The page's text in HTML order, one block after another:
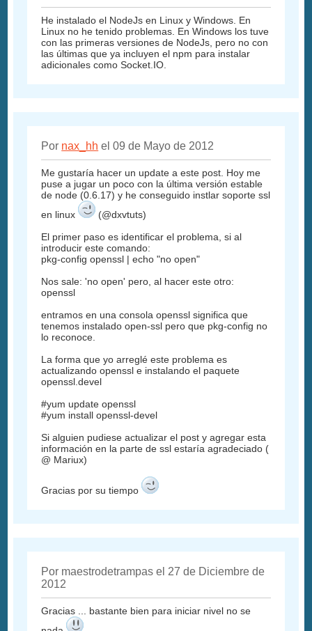
He instalado el NodeJs en Linux y Windows. En
Linux no he tenido problemas. En Windows los tuve
con las primeras versiones de NodeJs, pero no con
las últimas que ya incluyen el npm para instalar
adicionales como Socket.IO.
Por nax_hh el 09 de Mayo de 2012
Me gustaría hacer un update a este post. Hoy me
puse a jugar un poco con la última versión estable
de node (0.6.17) y he conseguido instlar soporte ssl
en linux
(@dxvtuts)
El primer paso es identificar el problema, si al
introducir este comando:
pkg-config openssl | echo "no open"
Nos sale: 'no open' pero, al hacer este otro:
openssl
entramos en una consola openssl significa que
tenemos instalado open-ssl pero que pkg-config no
lo reconoce.
La forma que yo arreglé este problema es
actualizando openssl e instalando el paquete
openssl.devel
#yum update openssl
#yum install openssl-devel
Si alguien pudiese actualizar el post y agregar esta
información en la parte de ssl estaría agradeciado (
@ Mariux)
Gracias por su tiempo
Por maestrodetrampas el 27 de Diciembre de
2012
Gracias ... bastante bien para iniciar nivel no se